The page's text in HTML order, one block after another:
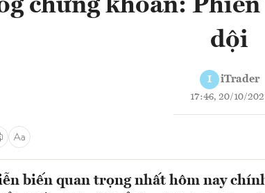
chứng khoán:
dội
I iTrader
17:46, 20/10/
biến quan trọng nhất hôm nay